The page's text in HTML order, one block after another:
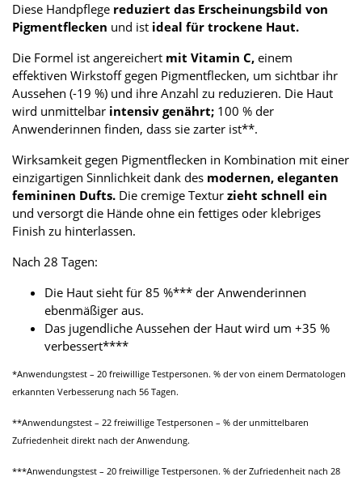
Diese Handpflege reduziert das Erscheinungsbild von
Pigmentflecken und ist ideal für trockene Haut.
Die Formel ist angereichert mit Vitamin C, einem
effektiven Wirkstoff gegen Pigmentflecken, um sichtbar ihr
Aussehen (-19 %) und ihre Anzahl zu reduzieren. Die Haut
wird unmittelbar intensiv genährt; 100 % der
Anwenderinnen finden, dass sie zarter ist**.
Wirksamkeit gegen Pigmentflecken in Kombination mit einer
einzigartigen Sinnlichkeit dank des modernen, eleganten
femininen Dufts. Die cremige Textur zieht schnell ein
und versorgt die Hände ohne ein fettiges oder klebriges
Finish zu hinterlassen.
Nach 28 Tagen:
Die Haut sieht für 85 %*** der Anwenderinnen
ebenmäßiger aus.
Das jugendliche Aussehen der Haut wird um +35 %
verbessert****
*Anwendungstest – 20 freiwillige Testpersonen. % der von einem Dermatologen
erkannten Verbesserung nach 56 Tagen.
**Anwendungstest – 22 freiwillige Testpersonen – % der unmittelbaren
Zufriedenheit direkt nach der Anwendung.
***Anwendungstest – 20 freiwillige Testpersonen. % der Zufriedenheit nach 28